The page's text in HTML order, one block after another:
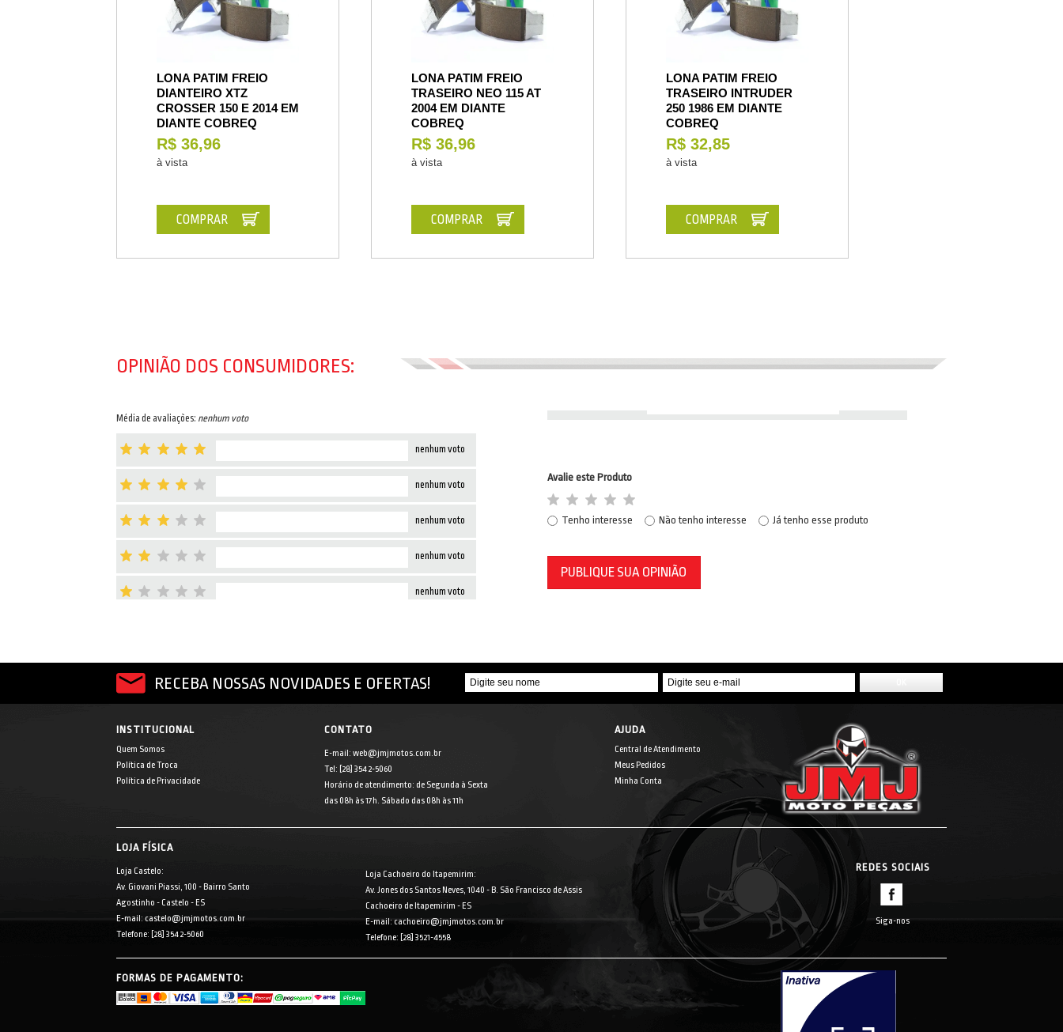
LONA PATIM FREIO
DIANTEIRO XTZ
CROSSER 150 E 2014 EM
DIANTE COBREQ
R$ 36,96
à vista
COMPRAR
LONA PATIM FREIO
TRASEIRO NEO 115 AT
2004 EM DIANTE
COBREQ
R$ 36,96
à vista
COMPRAR
LONA PATIM FREIO
TRASEIRO INTRUDER
250 1986 EM DIANTE
COBREQ
R$ 32,85
à vista
COMPRAR
OPINIÃO DOS CONSUMIDORES:
Média de avaliações: nenhum voto
nenhum voto
nenhum voto
nenhum voto
nenhum voto
nenhum voto
Avalie este Produto
Tenho interesse Não tenho interesse Já tenho esse produto
PUBLIQUE SUA OPINIÃO
RECEBA NOSSAS NOVIDADES E OFERTAS!
INSTITUCIONAL
Quem Somos
Política de Troca
Política de Privacidade
CONTATO
E-mail: web@jmjmotos.com.br
Tel: [28] 3542-5060
Horário de atendimento: de Segunda à Sexta
das 08h às 17h. Sábado das 08h às 11h
AJUDA
Central de Atendimento
Meus Pedidos
Minha Conta
LOJA FÍSICA
Loja Castelo:
Av. Giovani Piassi, 100 - Bairro Santo
Agostinho - Castelo - ES
E-mail: castelo@jmjmotos.com.br
Telefone: [28] 3542-5060
Loja Cachoeiro do Itapemirim:
Av. Jones dos Santos Neves, 1040 - B. São Francisco de Assis
Cachoeiro de Itapemirim - ES
E-mail: cachoeiro@jmjmotos.com.br
Telefone: [28] 3521-4558
REDES SOCIAIS
Siga-nos
FORMAS DE PAGAMENTO: